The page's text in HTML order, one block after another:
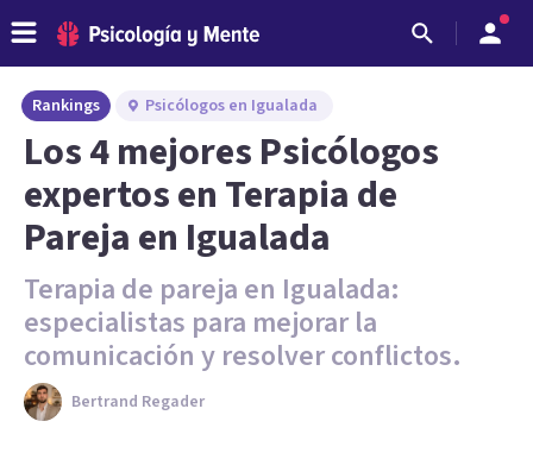
Rankings Psicólogos en Igualada
Los 4 mejores Psicólogos
expertos en Terapia de
Pareja en Igualada
Terapia de pareja en Igualada:
especialistas para mejorar la
comunicación y resolver conflictos.
Bertrand Regader